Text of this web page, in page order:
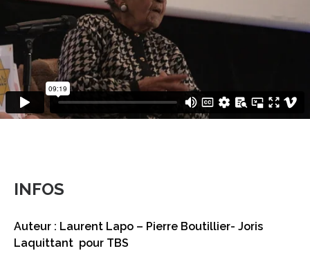
INFOS
Auteur : Laurent Lapo – Pierre Boutillier- Joris
Laquittant pour TBS